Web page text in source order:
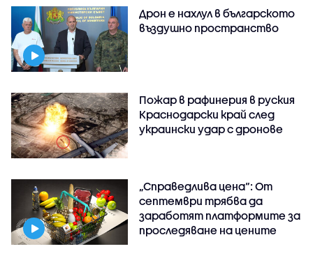
Дрон е нахлул в българското
въздушно пространство
Пожар в рафинерия в руския
Краснодарски край след
украински удар с дронове
„Справедлива цена“: От
септември трябва да
заработят платформите за
проследяване на цените